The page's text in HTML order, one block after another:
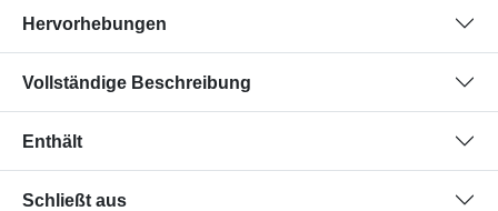
Hervorhebungen
Vollständige Beschreibung
Enthält
Schließt aus